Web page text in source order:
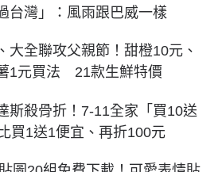
台灣」：風雨跟巴威一樣
大全聯攻父親節！甜橙10元、
1元買法 21款生鮮特價
斯殺骨折！7-11全家「買10送
買1送1便宜、再折100元